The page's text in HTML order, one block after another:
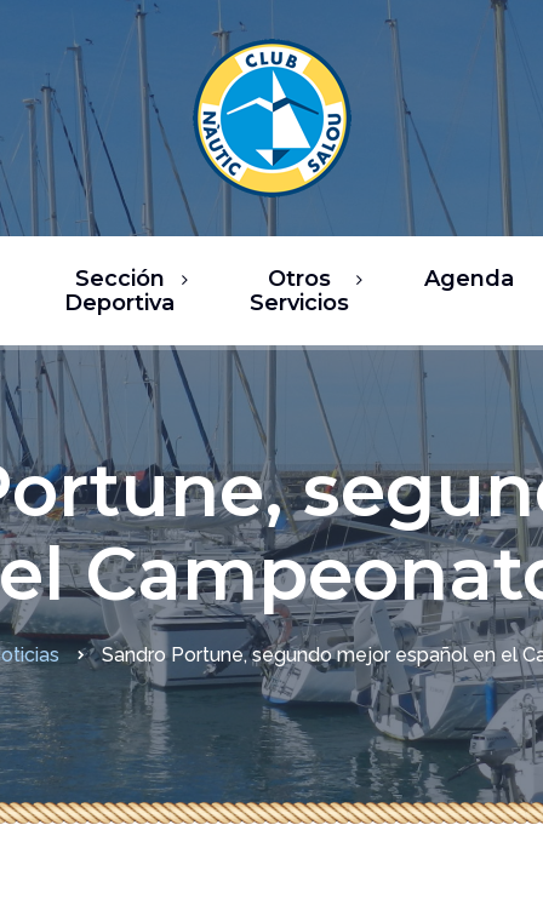
Sección
Deportiva
de Vela
Deportiva
Fitness
COVID-19
Otros
Servicios
Restaurantes
Ocio / Comercio
Chárter y actividades
náuticas
Servicios náuticos
Agenda
Sandro Portune, segundo mejor español en el